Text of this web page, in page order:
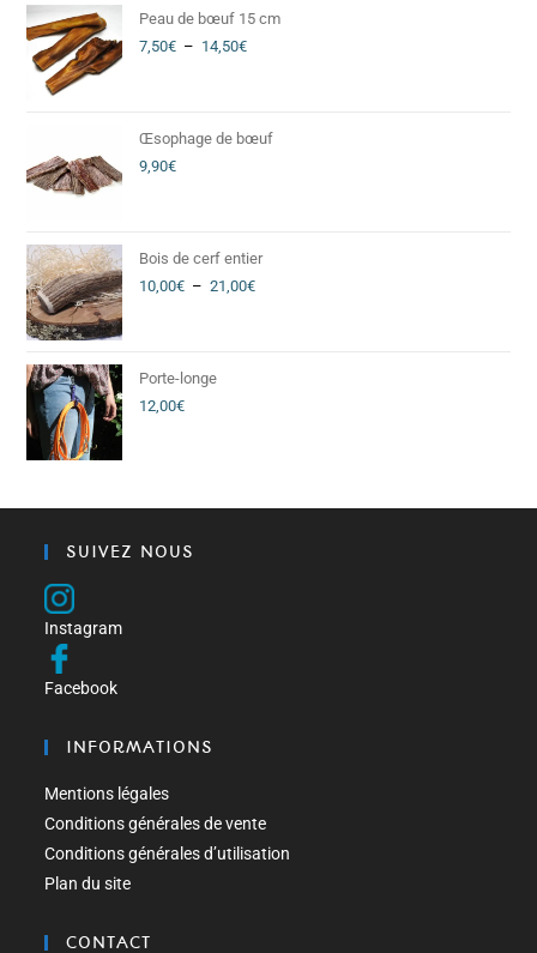
Peau de bœuf 15 cm
7,50€ – 14,50€
Œsophage de bœuf
9,90€
Bois de cerf entier
10,00€ – 21,00€
Porte-longe
12,00€
SUIVEZ NOUS
Instagram
Facebook
INFORMATIONS
Mentions légales
Conditions générales de vente
Conditions générales d’utilisation
Plan du site
CONTACT